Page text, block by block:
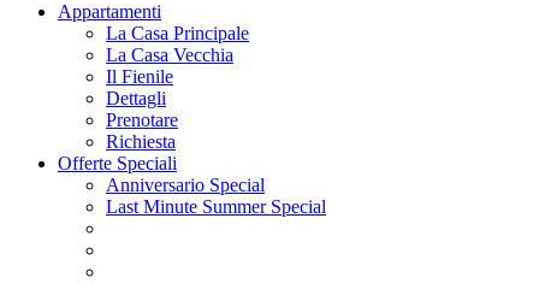
Appartamenti
La Casa Principale
La Casa Vecchia
Il Fienile
Dettagli
Prenotare
Richiesta
Offerte Speciali
Anniversario Special
Last Minute Summer Special